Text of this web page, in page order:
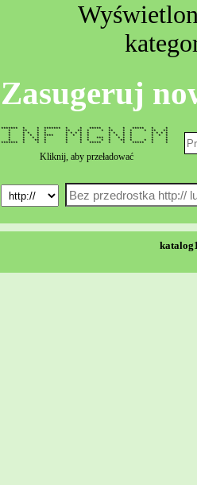
Zasugeruj
******* * * ******* * * ***** * * ***** * *
* ** * * ** ** * * ** * * * ** **
* * * * * * * * * * * * * * * * * *
* * * * **** * * * * * * * * * * *
* * * * * * * * *** * * * * * *
* * ** * * * * * * ** * * * *
******* * * * * * ***** * * ***** * *
Kliknij, aby przeładować